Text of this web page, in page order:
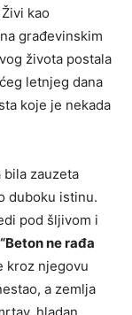
kao
građevinskim
života postala
letnjeg dana
koje je nekada
bila zauzeta
duboku istinu.
pod šljivom i
“Beton ne rađa
kroz njegovu
a zemlja